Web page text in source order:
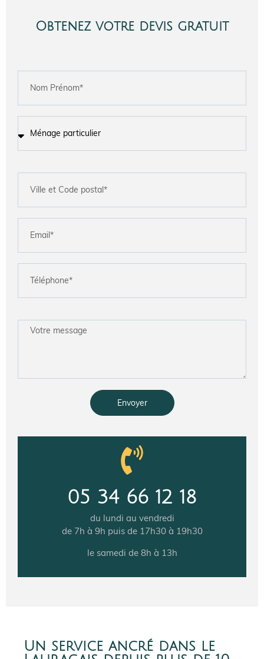
Obtenez votre devis gratuit
Envoyer
05 34 66 12 18
du lundi au vendredi
de 7h à 9h puis de 17h30 à 19h30
le samedi de 8h à 13h
Un service ancré dans le